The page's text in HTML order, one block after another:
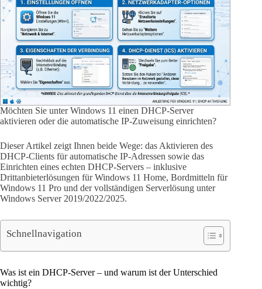
Möchten Sie unter Windows 11 einen DHCP-Server
aktivieren oder die automatische IP-Zuweisung einrichten?
Dieser Artikel zeigt Ihnen beide Wege: das Aktivieren des
DHCP-Clients für automatische IP-Adressen sowie das
Einrichten eines echten DHCP-Servers – inklusive
Drittanbieterlösungen für Windows 11 Home, Bordmitteln für
Windows 11 Pro und der vollständigen Serverlösung unter
Windows Server 2019/2022/2025.
Schnellnavigation
Was ist ein DHCP-Server – und warum ist der Unterschied
wichtig?